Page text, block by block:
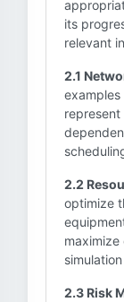
its
relevant
2.1
2.2
optimize
2.3 Risk